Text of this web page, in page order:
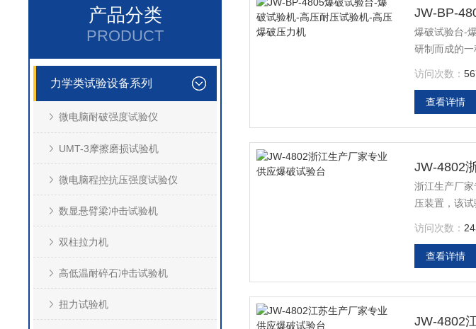
产品分类
PRODUCT
力学类试验设备系列
微电脑耐破强度试验仪
UMT-3摩擦磨损试验机
微电脑程控抗压强度试验仪
数显悬臂梁冲击试验机
双柱拉力机
高低温耐碎石冲击试验机
扭力试验机
JW-BP-
爆破试验台-
研制而成的
访问次数：
查看详情
JW-4802
浙江生产厂
压装置，该
访问次数：
查看详情
JW-4802